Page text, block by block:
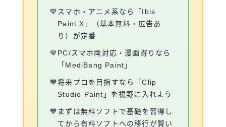
スマホ・アニメ系なら「Ibis
Paint X」（基本無料・広告あ
り）が定番
PC/スマホ両対応・漫画寄りなら
「MediBang Paint」
将来プロを目指すなら「Clip
Studio Paint」を視野に入れよう
まずは無料ソフトで基礎を習得し
てから有料ソフトへの移行が賢い